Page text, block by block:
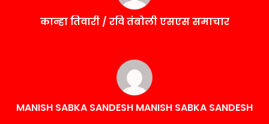
कान्हा तिवारी / रवि तंबोली एसएस समाचार
MANISH SABKA SANDESH MANISH SABKA SANDESH